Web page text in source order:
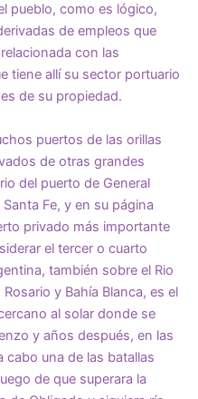
pueblo, como es lógico,
de empleos que
con las
tiene allí su sector portuario
de su propiedad.
puertos de las orillas
de otras grandes
del puerto de General
Fe, y en su página
privado más importante
el tercer o cuarto
también sobre el Rio
y Bahía Blanca, es el
al solar donde se
y años después, en las
cabo una de las batallas
de que superara la